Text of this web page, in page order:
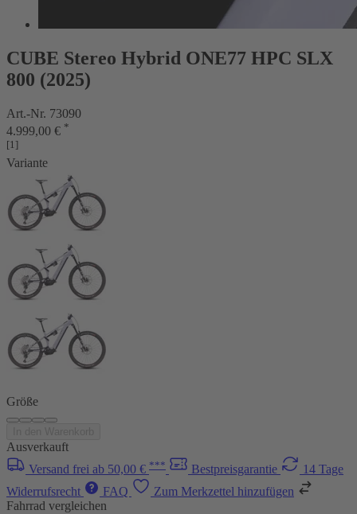
CUBE Stereo Hybrid ONE77 HPC SLX
800 (2025)
Art.-Nr. 73090
4.999,00 € *
[1]
Variante
Größe
Ausverkauft
Versand frei ab 50,00 € *** Bestpreisgarantie
14 Tage
Widerrufsrecht
FAQ
Zum Merkzettel hinzufügen
Fahrrad vergleichen